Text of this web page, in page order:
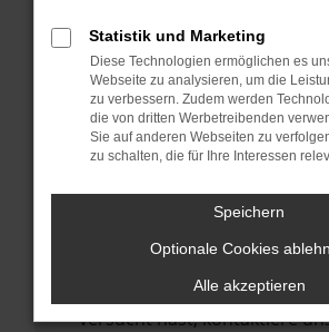
vorübergehende Probleme zu
Stelle sicher, dass dein
Betriebssystem auf dem
sind.
Veraltete Software birgt
führen, dass bestimmte
Wende dich an den
Wenn du alle oben
versucht hast, kontaktiere
Statistik und Marketing
Diese Technologien ermöglichen es
Webseite zu analysieren, um die
zu verbessern. Zudem werden
die von dritten Werbetreibenden
Sie auf anderen Webseiten zu
zu schalten, die für Ihre Interessen
Speichern
Optionale Cookies
Alle akzeptieren